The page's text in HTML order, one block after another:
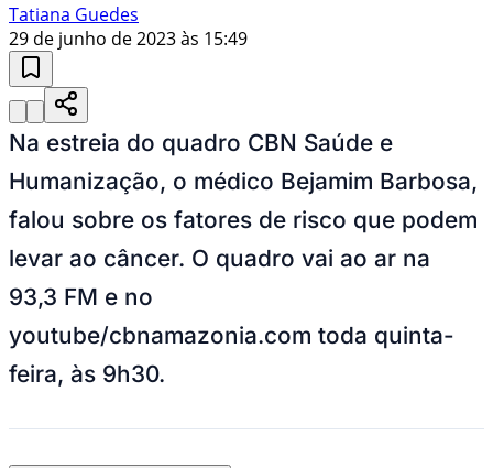
Tatiana Guedes
29 de junho de 2023 às 15:49
Na estreia do quadro CBN Saúde e
Humanização, o médico Bejamim Barbosa,
falou sobre os fatores de risco que podem
levar ao câncer. O quadro vai ao ar na
93,3 FM e no
youtube/cbnamazonia.com toda quinta-
feira, às 9h30.